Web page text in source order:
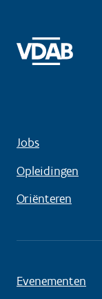
Jobs
Opleidingen
Oriënteren
Evenementen